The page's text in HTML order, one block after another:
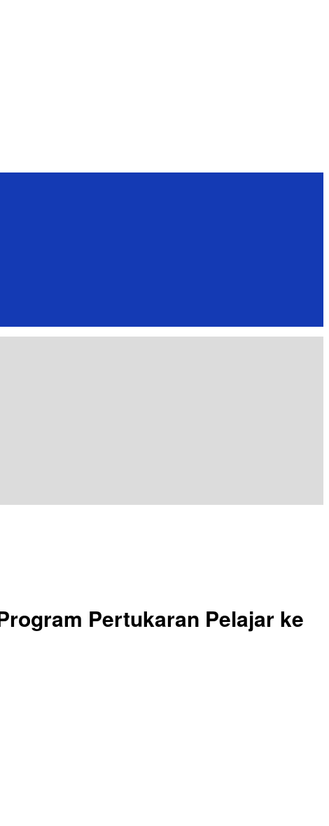
Pertukaran Pelajar ke